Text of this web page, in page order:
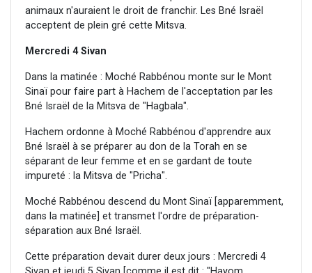
animaux n'auraient le droit de franchir. Les Bné Israël
acceptent de plein gré cette Mitsva.
Mercredi 4 Sivan
Dans la matinée : Moché Rabbénou monte sur le Mont
Sinaï pour faire part à Hachem de l'acceptation par les
Bné Israël de la Mitsva de "Hagbala".
Hachem ordonne à Moché Rabbénou d'apprendre aux
Bné Israël à se préparer au don de la Torah en se
séparant de leur femme et en se gardant de toute
impureté : la Mitsva de "Pricha".
Moché Rabbénou descend du Mont Sinaï [apparemment,
dans la matinée] et transmet l'ordre de préparation-
séparation aux Bné Israël.
Cette préparation devait durer deux jours : Mercredi 4